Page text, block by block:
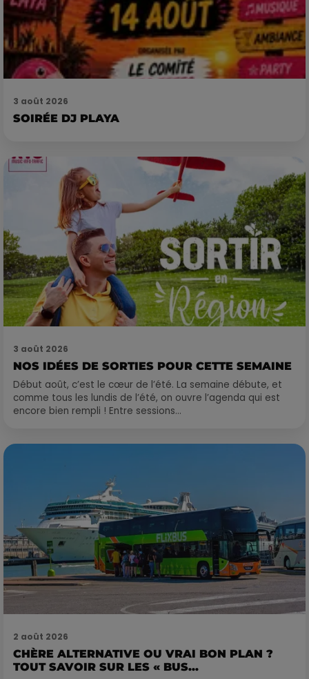
3 août 2026
SOIRÉE DJ PLAYA
3 août 2026
NOS IDÉES DE SORTIES POUR CETTE SEMAINE
Début août, c’est le cœur de l’été. La semaine débute, et
comme tous les lundis de l’été, on ouvre l’agenda qui est
encore bien rempli ! Entre sessions...
2 août 2026
CHÈRE ALTERNATIVE OU VRAI BON PLAN ?
TOUT SAVOIR SUR LES « BUS...